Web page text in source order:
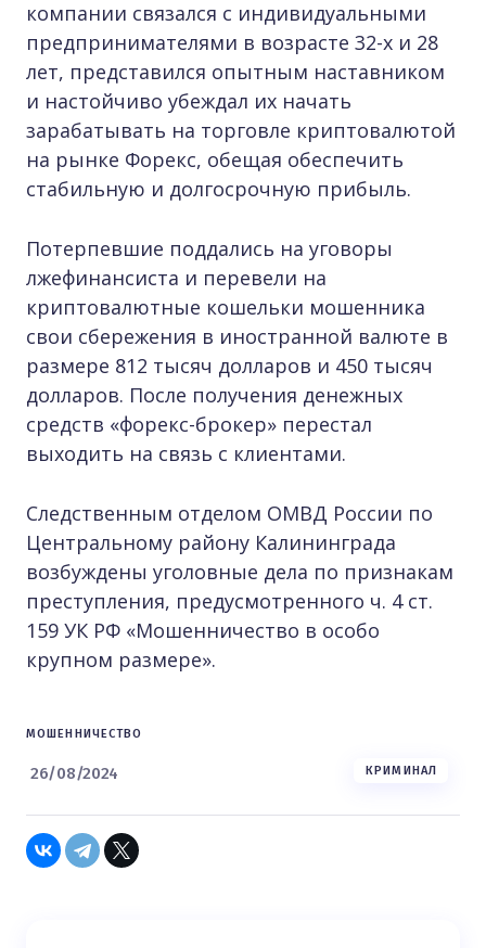
компании связался с индивидуальными
предпринимателями в возрасте 32-х и 28
лет, представился опытным наставником
и настойчиво убеждал их начать
зарабатывать на торговле криптовалютой
на рынке Форекс, обещая обеспечить
стабильную и долгосрочную прибыль.
Потерпевшие поддались на уговоры
лжефинансиста и перевели на
криптовалютные кошельки мошенника
свои сбережения в иностранной валюте в
размере 812 тысяч долларов и 450 тысяч
долларов. После получения денежных
средств «форекс-брокер» перестал
выходить на связь с клиентами.
Следственным отделом ОМВД России по
Центральному району Калининграда
возбуждены уголовные дела по признакам
преступления, предусмотренного ч. 4 ст.
159 УК РФ «Мошенничество в особо
крупном размере».
МОШЕННИЧЕСТВО
26/08/2024 КРИМИНАЛ